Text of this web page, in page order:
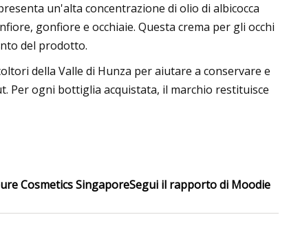
un'alta concentrazione di olio di albicocca
gonfiore e occhiaie. Questa crema per gli occhi
del prodotto.
della Valle di Hunza per aiutare a conservare e
Per ogni bottiglia acquistata, il marchio restituisce
Cosmetics SingaporeSegui il rapporto di Moodie